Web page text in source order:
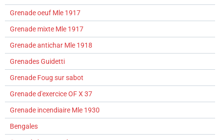
Grenade oeuf Mle 1917
Grenade mixte Mle 1917
Grenade antichar Mle 1918
Grenades Guidetti
Grenade Foug sur sabot
Grenade d'exercice OF X 37
Grenade incendiaire Mle 1930
Bengales